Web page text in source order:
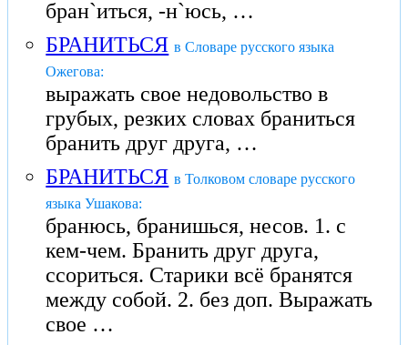
бран`иться, -н`юсь, …
БРАНИТЬСЯ в Словаре русского языка
Ожегова:
выражать свое недовольство в
грубых, резких словах браниться
бранить друг друга, …
БРАНИТЬСЯ в Толковом словаре русского
языка Ушакова:
бранюсь, бранишься, несов. 1. с
кем-чем. Бранить друг друга,
ссориться. Старики всё бранятся
между собой. 2. без доп. Выражать
свое …